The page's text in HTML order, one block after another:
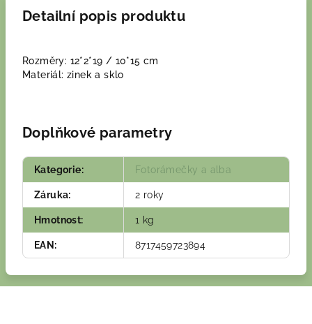
Detailní popis produktu
Rozměry: 12*2*19 / 10*15 cm
Materiál: zinek a sklo
Doplňkové parametry
Kategorie: Fotorámečky a alba
Záruka: 2 roky
Hmotnost: 1 kg
EAN : 8717459723894